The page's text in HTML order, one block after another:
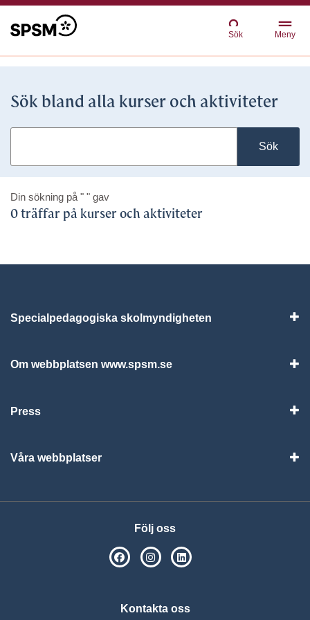
Sök Meny
Sök bland alla kurser och aktiviteter
Sök
Din sökning på " " gav
0 träffar på kurser och aktiviteter
Specialpedagogiska skolmyndigheten
Om webbplatsen www.spsm.se
Press
Våra webbplatser
Följ oss
SPSM på Facebook
SPSM på Instagram
Kontakta oss